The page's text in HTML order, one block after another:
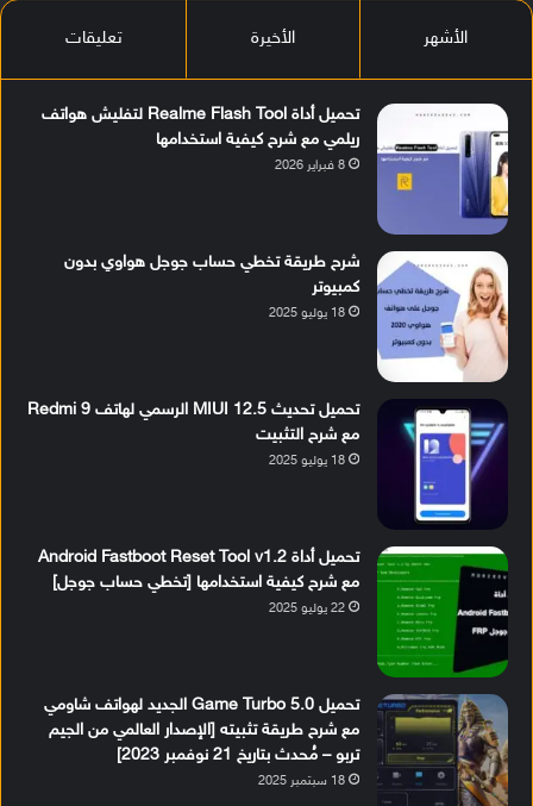
الأشهر الأخيرة تعليقات
تحميل أداة Realme Flash Tool لتفليش هواتف
ريلمي مع شرح كيفية استخدامها
8 فبراير 2026
شرح طريقة تخطي حساب جوجل هواوي بدون
كمبيوتر
18 يوليو 2025
تحميل تحديث MIUI 12.5 الرسمي لهاتف Redmi 9
مع شرح التثبيت
18 يوليو 2025
تحميل أداة Android Fastboot Reset Tool v1.2
مع شرح كيفية استخدامها [تخطي حساب جوجل]
22 يوليو 2025
تحميل Game Turbo 5.0 الجديد لهواتف شاومي
مع شرح طريقة تثبيته [الإصدار العالمي من الجيم
تربو – مُحدث بتاريخ 21 نوفمبر 2023]
18 سبتمبر 2025